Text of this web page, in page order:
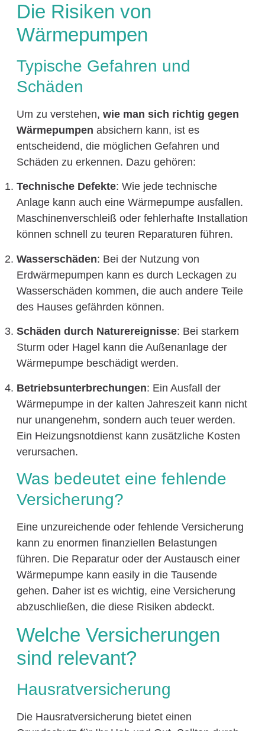
Die Risiken von
Wärmepumpen
Typische Gefahren und
Schäden
Um zu verstehen, wie man sich richtig gegen
Wärmepumpen absichern kann, ist es
entscheidend, die möglichen Gefahren und
Schäden zu erkennen. Dazu gehören:
Technische Defekte: Wie jede technische
Anlage kann auch eine Wärmepumpe ausfallen.
Maschinenverschleiß oder fehlerhafte Installation
können schnell zu teuren Reparaturen führen.
Wasserschäden: Bei der Nutzung von
Erdwärmepumpen kann es durch Leckagen zu
Wasserschäden kommen, die auch andere Teile
des Hauses gefährden können.
Schäden durch Naturereignisse: Bei starkem
Sturm oder Hagel kann die Außenanlage der
Wärmepumpe beschädigt werden.
Betriebsunterbrechungen: Ein Ausfall der
Wärmepumpe in der kalten Jahreszeit kann nicht
nur unangenehm, sondern auch teuer werden.
Ein Heizungsnotdienst kann zusätzliche Kosten
verursachen.
Was bedeutet eine fehlende
Versicherung?
Eine unzureichende oder fehlende Versicherung
kann zu enormen finanziellen Belastungen
führen. Die Reparatur oder der Austausch einer
Wärmepumpe kann easily in die Tausende
gehen. Daher ist es wichtig, eine Versicherung
abzuschließen, die diese Risiken abdeckt.
Welche Versicherungen
sind relevant?
Hausratversicherung
Die Hausratversicherung bietet einen